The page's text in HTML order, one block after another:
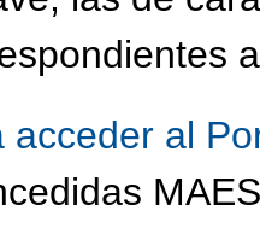
acceder al